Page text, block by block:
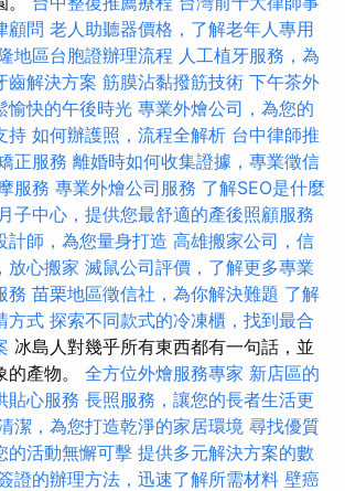
顧問 老人助聽器價格，了解老年人專用
地區台胞證辦理流程 人工植牙服務，為
齒解決方案 筋膜沾黏撥筋技術 下午茶外
愉快的午後時光 專業外燴公司，為您的
持 如何辦護照，流程全解析 台中律師推
正服務 離婚時如何收集證據，專業徵信
服務 專業外燴公司服務 了解SEO是什麼
子中心，提供您最舒適的產後照顧服務
計師，為您量身打造 高雄搬家公司，信
放心搬家 滅鼠公司評價，了解更多專業
務 苗栗地區徵信社，為你解決難題 了解
方式 探索不同款式的冷凍櫃，找到最合
冰島人對幾乎所有東西都有一句話，並
的產物。 全方位外燴服務專家 新店區的
貼心服務 長照服務，讓您的長者生活更
潔，為您打造乾淨的家居環境 尋找優質
的活動無懈可擊 提供多元解決方案的數
證的辦理方法，迅速了解所需材料 壁癌